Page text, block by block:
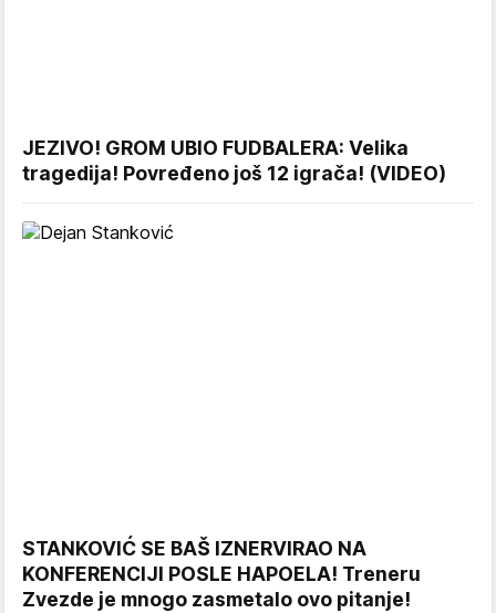
JEZIVO! GROM UBIO FUDBALERA: Velika
tragedija! Povređeno još 12 igrača! (VIDEO)
STANKOVIĆ SE BAŠ IZNERVIRAO NA
KONFERENCIJI POSLE HAPOELA! Treneru
Zvezde je mnogo zasmetalo ovo pitanje!